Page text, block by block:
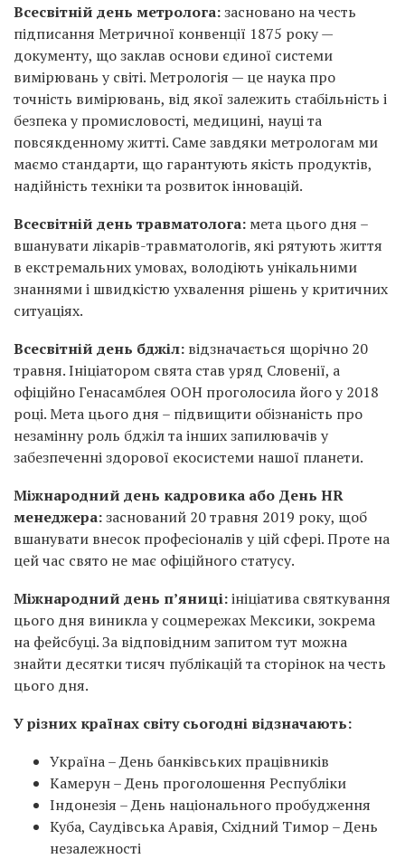
Всесвітній день метролога:засновано на честь
підписання Метричної конвенції 1875 року —
документу, що заклав основи єдиної системи
вимірювань у світі. Метрологія — це наука про
точність вимірювань, від якої залежить стабільність і
безпека у промисловості, медицині, науці та
повсякденному житті. Саме завдяки метрологам ми
маємо стандарти, що гарантують якість продуктів,
надійність техніки та розвиток інновацій.
Всесвітній день травматолога: мета цього дня –
вшанувати лікарів-травматологів, які рятують життя
в екстремальних умовах, володіють унікальними
знаннями і швидкістю ухвалення рішень у критичних
ситуаціях.
Всесвітній день бджіл: відзначається щорічно 20
травня. Ініціатором свята став уряд Словенії, а
офіційно Генасамблея ООН проголосила його у 2018
році. Мета цього дня – підвищити обізнаність про
незамінну роль бджіл та інших запилювачів у
забезпеченні здорової екосистеми нашої планети.
Міжнародний день кадровика або День HR
менеджера:заснований 20 травня 2019 року, щоб
вшанувати внесок професіоналів у цій сфері. Проте на
цей час свято не має офіційного статусу.
Міжнародний день п’яниці:ініціатива святкування
цього дня виникла у соцмережах Мексики, зокрема
на фейсбуці. За відповідним запитом тут можна
знайти десятки тисяч публікацій та сторінок на честь
цього дня.
У різних країнах світу сьогодні відзначають:
Україна – День банківських працівників
Камерун – День проголошення Республіки
Індонезія – День національного пробудження
Куба, Саудівська Аравія, Східний Тимор – День
незалежності